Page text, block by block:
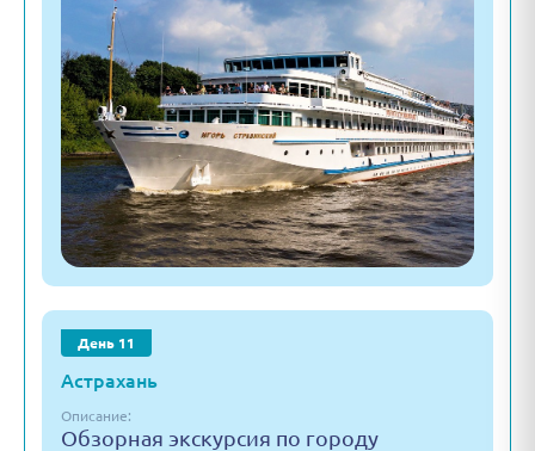
День 11
Астрахань
Описание:
Обзорная экскурсия по городу